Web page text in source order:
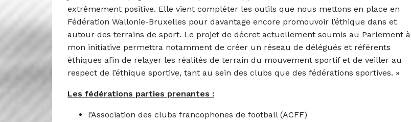
extrêmement positive. Elle vient compléter les outils que nous mettons en place en
Fédération Wallonie-Bruxelles pour davantage encore promouvoir l’éthique dans et
autour des terrains de sport. Le projet de décret actuellement soumis au Parlement à
mon initiative permettra notamment de créer un réseau de délégués et référents
éthiques afin de relayer les réalités de terrain du mouvement sportif et de veiller au
respect de l’éthique sportive, tant au sein des clubs que des fédérations sportives. »
Les fédérations parties prenantes :
l’Association des clubs francophones de football (ACFF)